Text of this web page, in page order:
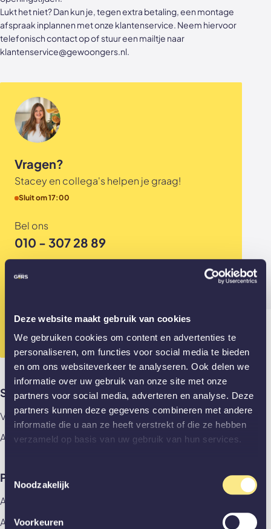
Deze website maakt gebruik van cookies
We gebruiken cookies om content en advertenties te
personaliseren, om functies voor social media te bieden
en om ons websiteverkeer te analyseren. Ook delen we
informatie over uw gebruik van onze site met onze
partners voor social media, adverteren en analyse. Deze
partners kunnen deze gegevens combineren met andere
informatie die u aan ze heeft verstrekt of die ze hebben
verzameld op basis van uw gebruik van hun services.
Toestemmingsselectie
Noodzakelijk
Voorkeuren
Akoestische panelen
Kleurstalen akoestische panelen
Stalen schuifdeuren
Stalen wanden
GewoonGers deuren outlet
Lukt het niet? Dan kun je, tegen extra betaling, een montage
afspraak inplannen met onze klantenservice. Neem hiervoor
telefonisch contact op of stuur een mailtje naar
klantenservice@gewoongers.nl.
Vragen?
Stacey en collega's helpen je graag!
Sluit om 17:00
Bel ons
010 - 307 28 89
info@gewoongers.nl
Showrooms
Vlaardingen
Amsterdam
Producten
Alle producten
Aluminium deuren